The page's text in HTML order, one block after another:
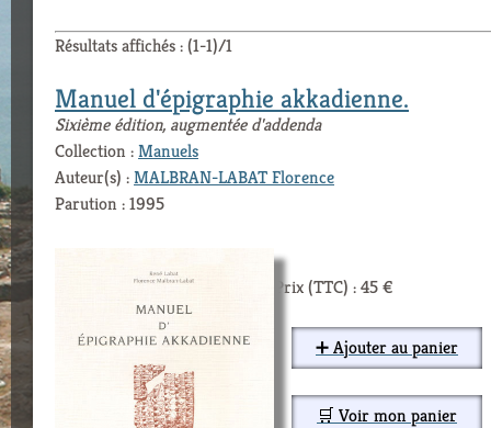
Résultats affichés : (1-1)/1
Manuel d'épigraphie akkadienne.
Sixième édition, augmentée d'addenda
Collection :Manuels
Auteur(s) :MALBRAN-LABAT Florence
Parution : 1995
Prix (TTC) : 45 €
➕ Ajouter au panier
🛒 Voir mon panier